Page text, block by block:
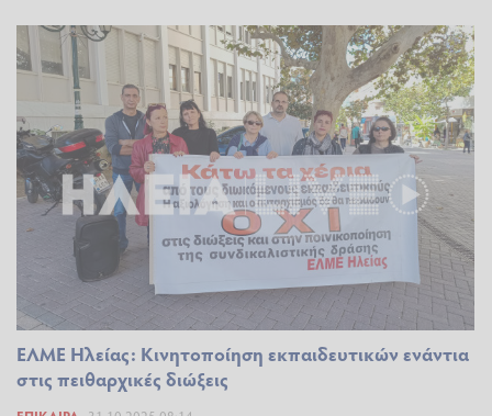
ΕΛΜΕ Ηλείας: Κινητοποίηση εκπαιδευτικών ενάντια
στις πειθαρχικές διώξεις